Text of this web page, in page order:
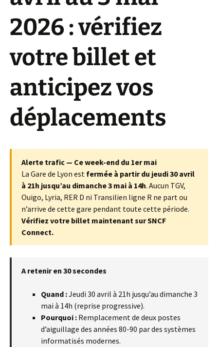
2026 : vérifiez
votre billet et
anticipez vos
déplacements
Alerte trafic — Ce week-end du 1er mai
La Gare de Lyon est fermée à partir du jeudi 30 avril
à 21h jusqu’au dimanche 3 mai à 14h. Aucun TGV,
Ouigo, Lyria, RER D ni Transilien ligne R ne part ou
n’arrive de cette gare pendant toute cette période.
Vérifiez votre billet maintenant sur SNCF
Connect.
A retenir en 30 secondes
Quand :Jeudi 30 avril à 21h jusqu’au dimanche 3
mai à 14h (reprise progressive).
Pourquoi : Remplacement de deux postes
d’aiguillage des années 80-90 par des systèmes
informatisés modernes.